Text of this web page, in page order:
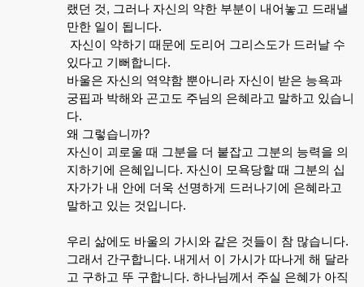
랬던 것, 그러나 자신의 약한 부분이 내어놓고 드래낼
만한 일이 됩니다.
자신이
약하기 때문에 도리어 그리스도가 드러날 수
있다고 기뻐합니다.
바울은 자신의 역약함 뿐아니라 자신이 받은 능욕과
궁핍과 박해와 곤고도 주님의 은혜라고 말하고 있습니
다.
왜 그렇습니까?
자신이
괴로울 때 그분을 더 붙잡고 그분의 능력을 의
지하기에
은혜입니다. 자신이 모욕당할 때 그분의 십
자가가 내 안에 더욱 선명하게 드러나기에
은혜라고
말하고 있는 것입니다.
우리 삶에도 바울의 가시와 같은 것들이 참 많습니다.
그래서 간구합니다. 내게서 이 가시가 따나게 해 달라
고 구하고 뚜 구합니다. 하나님께서 주실 은혜가 아직